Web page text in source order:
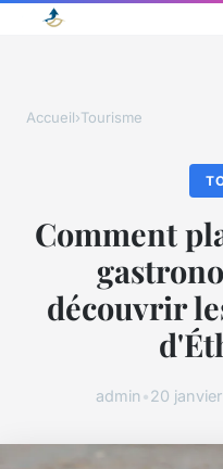
Accueil›Tourisme
Comment
découvrir
admin•20